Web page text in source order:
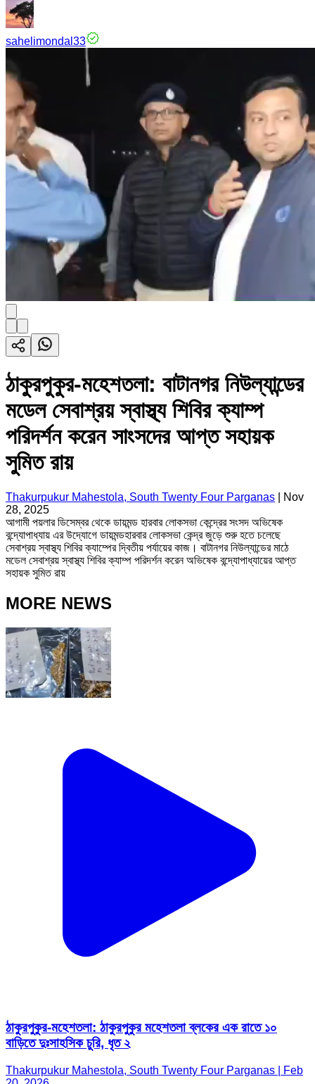
sahelimondal33
ঠাকুরপুকুর-মহেশতলা: বাটানগর নিউল্যান্ডের
মডেল সেবাশ্রয় স্বাস্থ্য শিবির ক্যাম্প
পরিদর্শন করেন সাংসদের আপ্ত সহায়ক
সুমিত রায়
Thakurpukur Mahestola, South Twenty Four Parganas
Nov
28, 2025
আগামী পয়লার ডিসেম্বর থেকে ডায়মন্ড হারবার লোকসভা কেন্দ্রের সংসদ অভিষেক
বন্দ্যোপাধ্যায় এর উদ্যোগে ডায়মন্ডহারবার লোকসভা কেন্দ্র জুড়ে শুরু হতে চলেছে
সেবাশ্রয় স্বাস্থ্য শিবির ক্যাম্পের দ্বিতীয় পর্যায়ের কাজ। বাটানগর নিউল্যান্ডের মাঠে
মডেল সেবাশ্রয় স্বাস্থ্য শিবির ক্যাম্প পরিদর্শন করেন অভিষেক বন্দ্যোপাধ্যায়ের আপ্ত
সহায়ক সুমিত রায়
MORE NEWS
ঠাকুরপুকুর-মহেশতলা: ঠাকুরপুকুর মহেশতলা ব্লকের এক রাতে ১০
বাড়িতে দুঃসাহসিক চুরি, ধৃত ২
Thakurpukur Mahestola, South Twenty Four Parganas | Feb